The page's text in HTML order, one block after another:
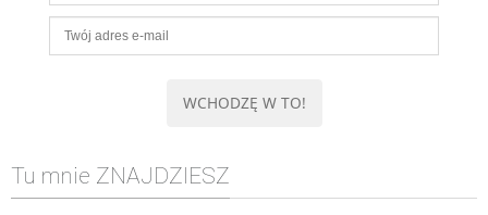
EXCEL
PO GODZINACH
Tu mnie ZNAJDZIESZ